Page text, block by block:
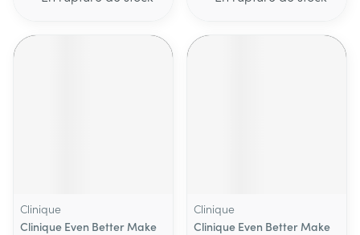
Clinique
Clinique Even Better Make
Clinique
Clinique Even Better Make